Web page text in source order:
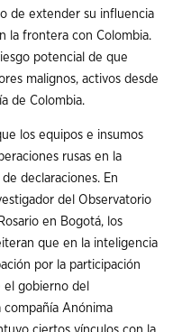
de extender su influencia
la frontera con Colombia.
potencial de que
malignos, activos desde
de Colombia.
los equipos e insumos
rusas en la
declaraciones. En
del Observatorio
en Bogotá, los
que en la inteligencia
por la participación
el gobierno del
compañía Anónima